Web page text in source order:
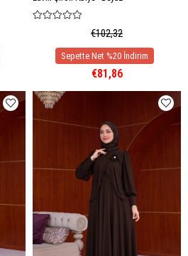
€102,32
€81,86